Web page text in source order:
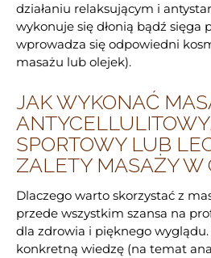
działaniu relaksującym i
wykonuje się dłonią bądź sięga
wprowadza się odpowiedni
masażu lub olejek).
JAK WYKONAĆ
SPORTOWY LUB
ZALETY MASAŻY W
Dlaczego warto skorzystać z
przede wszystkim szansa na
dla zdrowia i pięknego
konkretną wiedzę (na temat